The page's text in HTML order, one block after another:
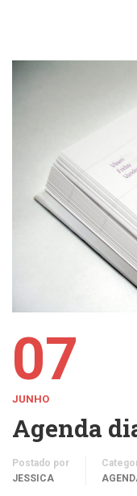
07
JUNHO
Agenda
Postado por
JESSICA